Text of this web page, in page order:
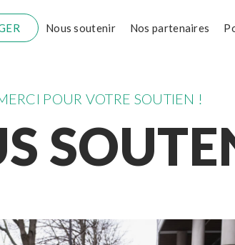
Nous soutenir Nos partenaires
POUR VOTRE SOUTIEN !